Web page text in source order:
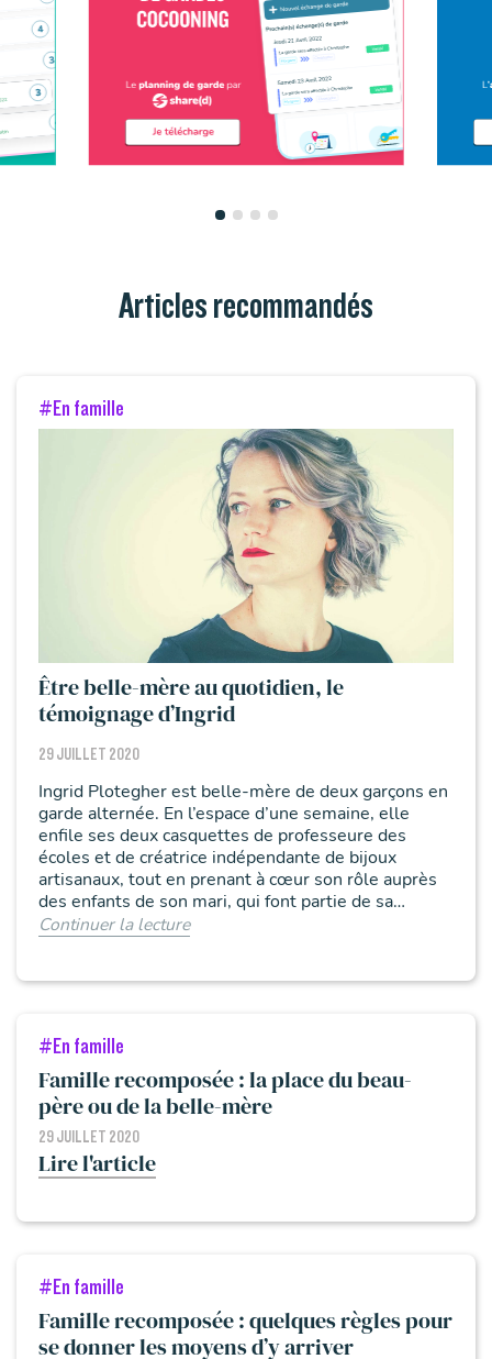
Articles recommandés
#En famille
Être belle-mère au quotidien, le
témoignage d’Ingrid
29 JUILLET 2020
Ingrid Plotegher est belle-mère de deux garçons en
garde alternée. En l’espace d’une semaine, elle
enfile ses deux casquettes de professeure des
écoles et de créatrice indépendante de bijoux
artisanaux, tout en prenant à cœur son rôle auprès
des enfants de son mari, qui font partie de sa
famille.
Continuer la lecture
#En famille
Famille recomposée : la place du beau-
père ou de la belle-mère
29 JUILLET 2020
Lire l'article
#En famille
Famille recomposée : quelques règles pour
se donner les moyens d’y arriver